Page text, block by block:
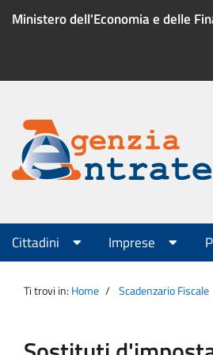
Ministero dell'Economia e delle
Menu
servizio
Agenzia
Entrate
Menu
principale
Cittadini Imprese
Ti trovi in: Home Scadenzario Fiscale